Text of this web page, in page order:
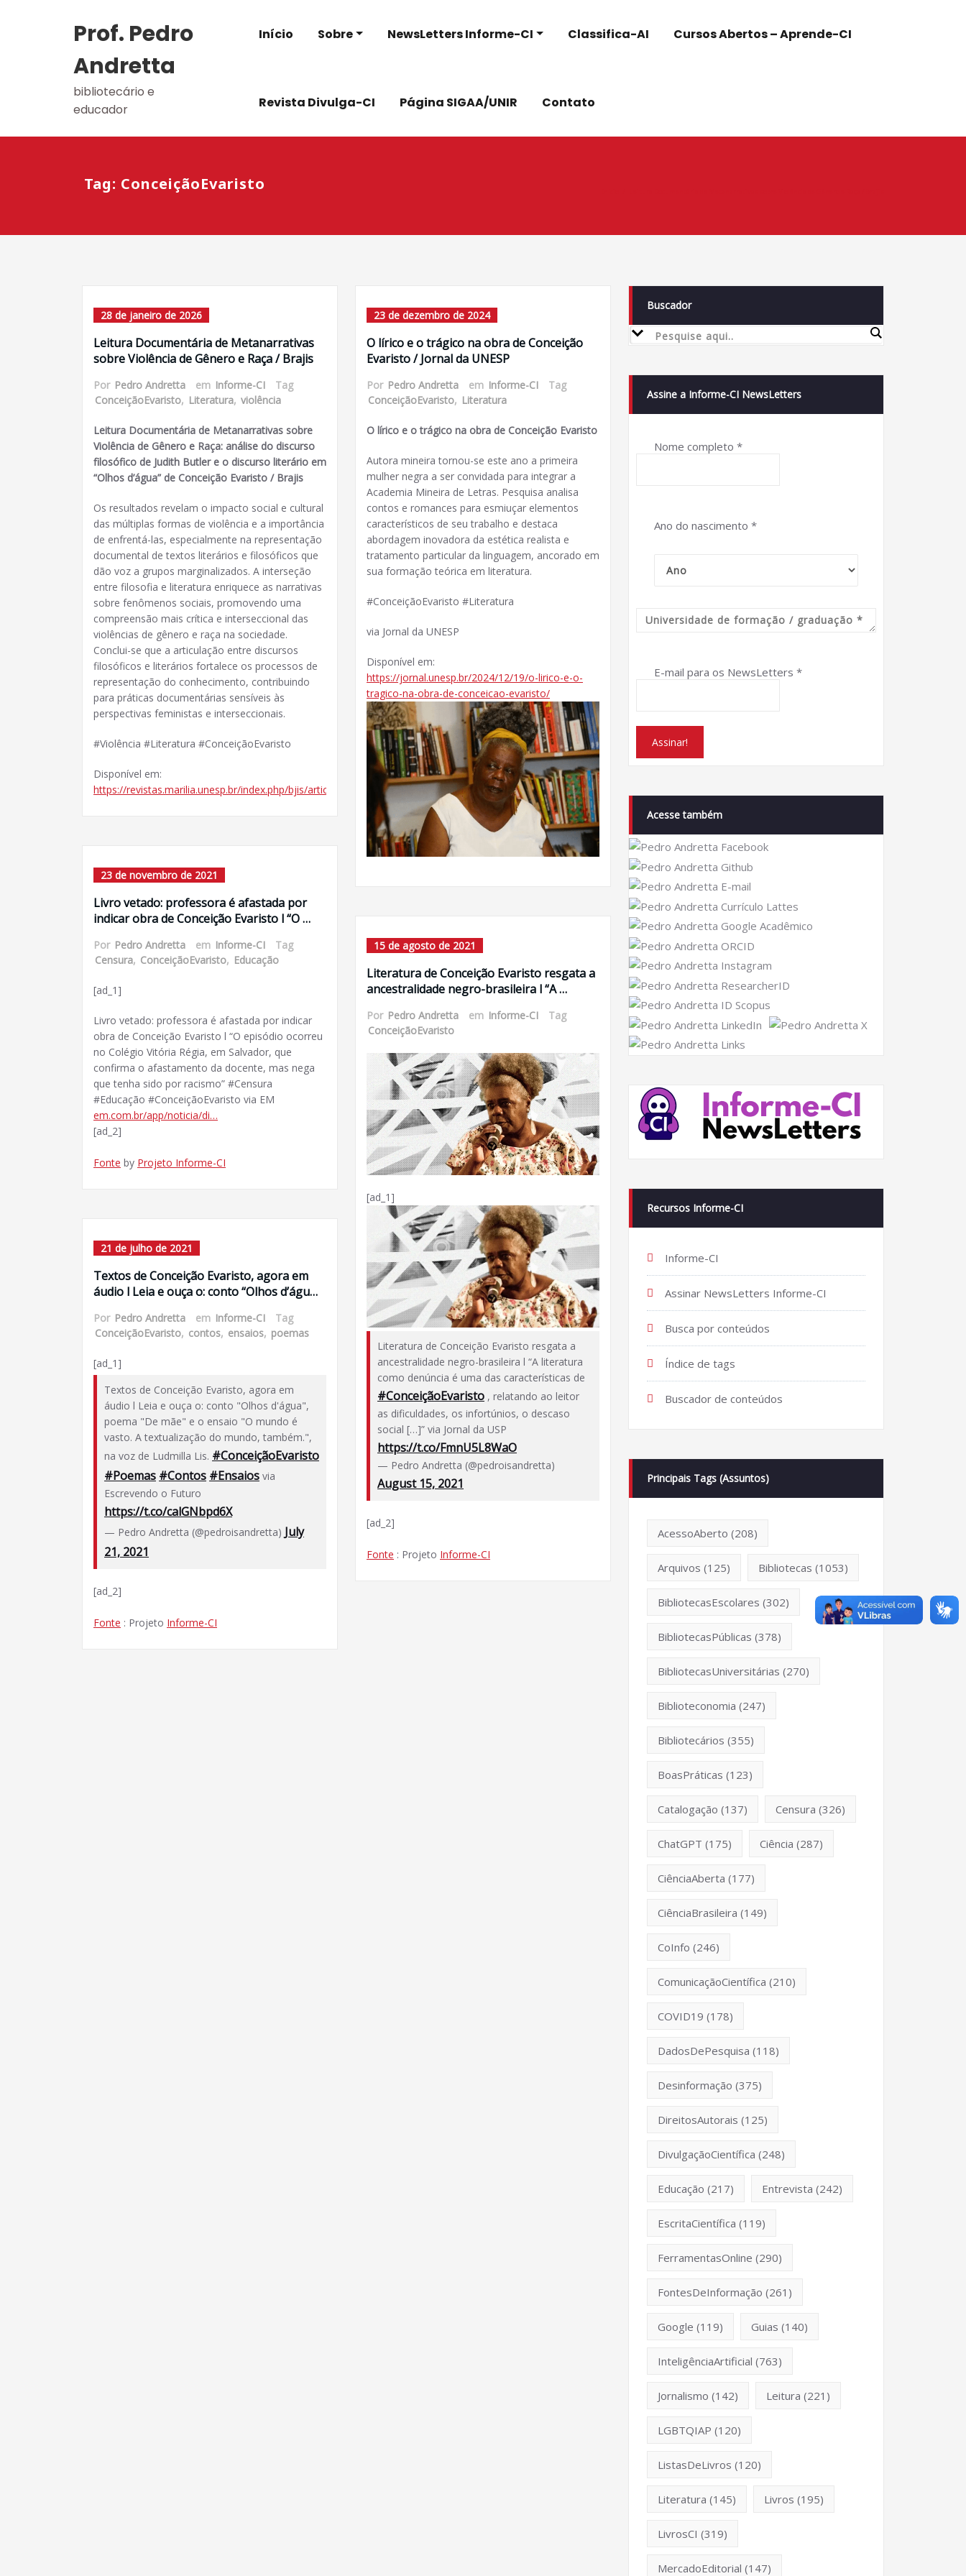
Prof. Pedro
Andretta
bibliotecário e
educador
Início Sobre NewsLetters Informe-CI Classifica-AI Cursos Abertos – Aprende-CI
Revista Divulga-CI Página SIGAA/UNIR Contato
Tag: ConceiçãoEvaristo
28 de janeiro de 2026
Leitura Documentária de Metanarrativas
sobre Violência de Gênero e Raça / Brajis
Por Pedro Andretta em Informe-CI
Tag
ConceiçãoEvaristo, Literatura, violência
Leitura Documentária de Metanarrativas sobre
Violência de Gênero e Raça: análise do discurso
filosófico de Judith Butler e o discurso literário em
“Olhos d’água” de Conceição Evaristo / Brajis
Os resultados revelam o impacto social e cultural
das múltiplas formas de violência e a importância
de enfrentá-las, especialmente na representação
documental de textos literários e filosóficos que
dão voz a grupos marginalizados. A interseção
entre filosofia e literatura enriquece as narrativas
sobre fenômenos sociais, promovendo uma
compreensão mais crítica e interseccional das
violências de gênero e raça na sociedade.
Conclui-se que a articulação entre discursos
filosóficos e literários fortalece os processos de
representação do conhecimento, contribuindo
para práticas documentárias sensíveis às
perspectivas feministas e interseccionais.
#Violência #Literatura #ConceiçãoEvaristo
Disponível em:
https://revistas.marilia.unesp.br/index.php/bjis/article/view/17241
23 de novembro de 2021
Livro vetado: professora é afastada por
indicar obra de Conceição Evaristo l “O …
Por Pedro Andretta em Informe-CI
Tag
Censura, ConceiçãoEvaristo, Educação
[ad_1]
Livro vetado: professora é afastada por indicar
obra de Conceição Evaristo l “O episódio ocorreu
no Colégio Vitória Régia, em Salvador, que
confirma o afastamento da docente, mas nega
que tenha sido por racismo” #Censura
#Educação #ConceiçãoEvaristo via EM
em.com.br/app/noticia/di…
[ad_2]
Fonte by Projeto Informe-CI
21 de julho de 2021
Textos de Conceição Evaristo, agora em
áudio l Leia e ouça o: conto “Olhos d’águ…
Por Pedro Andretta em Informe-CI
Tag
ConceiçãoEvaristo, contos, ensaios, poemas
[ad_1]
Textos de Conceição Evaristo, agora em
áudio l Leia e ouça o: conto "Olhos d'água",
poema "De mãe" e o ensaio "O mundo é
vasto. A textualização do mundo, também.",
na voz de Ludmilla Lis. #ConceiçãoEvaristo
#Poemas #Contos #Ensaios via
Escrevendo o Futuro
https://t.co/calGNbpd6X
— Pedro Andretta (@pedroisandretta) July
21, 2021
[ad_2]
Fonte : Projeto Informe-CI
23 de dezembro de 2024
O lírico e o trágico na obra de Conceição
Evaristo / Jornal da UNESP
Por Pedro Andretta em Informe-CI
Tag
ConceiçãoEvaristo, Literatura
O lírico e o trágico na obra de Conceição Evaristo
Autora mineira tornou-se este ano a primeira
mulher negra a ser convidada para integrar a
Academia Mineira de Letras. Pesquisa analisa
contos e romances para esmiuçar elementos
característicos de seu trabalho e destaca
abordagem inovadora da estética realista e
tratamento particular da linguagem, ancorado em
sua formação teórica em literatura.
#ConceiçãoEvaristo #Literatura
via Jornal da UNESP
Disponível em:
https://jornal.unesp.br/2024/12/19/o-lirico-e-o-
tragico-na-obra-de-conceicao-evaristo/
15 de agosto de 2021
Literatura de Conceição Evaristo resgata a
ancestralidade negro-brasileira l “A …
Por Pedro Andretta em Informe-CI
Tag
ConceiçãoEvaristo
[ad_1]
Literatura de Conceição Evaristo resgata a
ancestralidade negro-brasileira l “A literatura
como denúncia é uma das características de
#ConceiçãoEvaristo , relatando ao leitor
as dificuldades, os infortúnios, o descaso
social […]” via Jornal da USP
https://t.co/FmnU5L8WaO
— Pedro Andretta (@pedroisandretta)
August 15, 2021
[ad_2]
Fonte : Projeto Informe-CI
Buscador
Assine a Informe-CI NewsLetters
Nome completo *
Ano do nascimento *
E-mail para os NewsLetters *
Acesse também
Recursos Informe-CI
Informe-CI
Assinar NewsLetters Informe-CI
Busca por conteúdos
Índice de tags
Buscador de conteúdos
Principais Tags (Assuntos)
AcessoAberto (208)
Arquivos (125) Bibliotecas (1053)
BibliotecasEscolares (302)
BibliotecasPúblicas (378)
BibliotecasUniversitárias (270)
Biblioteconomia (247)
Bibliotecários (355)
BoasPráticas (123)
Catalogação (137) Censura (326)
ChatGPT (175) Ciência (287)
CiênciaAberta (177)
CiênciaBrasileira (149)
CoInfo (246)
ComunicaçãoCientífica (210)
COVID19 (178)
DadosDePesquisa (118)
Desinformação (375)
DireitosAutorais (125)
DivulgaçãoCientífica (248)
Educação (217) Entrevista (242)
EscritaCientífica (119)
FerramentasOnline (290)
FontesDeInformação (261)
Google (119) Guias (140)
InteligênciaArtificial (763)
Jornalismo (142) Leitura (221)
LGBTQIAP (120)
ListasDeLivros (120)
Literatura (145) Livros (195)
LivrosCI (319)
MercadoEditorial (147)